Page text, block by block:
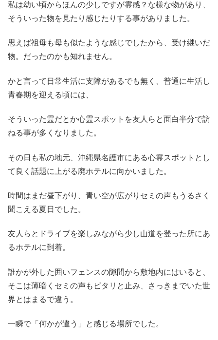
私は幼い頃からほんの少しですが霊感？な様な物があり、
そういった物を見たり感じたりする事がありました。
思えば祖母も母も似たような感じでしたから、受け継いだ
物。だったのかも知れません。
かと言って日常生活に支障があるでも無く、普通に生活し
青春期を迎える頃には、
そういった霊だとか心霊スポットを友人らと面白半分で訪
ねる事が多くなりました。
その日も私の地元、沖縄県名護市にある心霊スポットとし
て良く話題に上がる廃ホテルに向かいました。
時間はまだ昼下がり、青い空が広がりセミの声もうるさく
聞こえる夏日でした。
友人らとドライブを楽しみながら少し山道を登った所にあ
るホテルに到着。
誰かが外した囲いフェンスの隙間から敷地内にはいると、
そこは薄暗くセミの声もピタリと止み、さっきまでいた世
界とはまるで違う。
一瞬で「何かが違う」と感じる場所でした。